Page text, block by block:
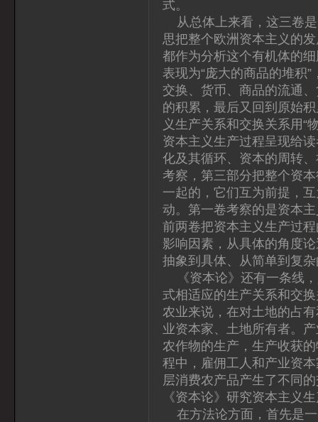
式。
从总体上来看，这三卷是
思把整个欧洲资本主义的
都作为分析这个有机体的
表现为“庞大的商品的堆积
交换、货币、商品的流通
的积累，最后又回到原始
义生产关系和交换关系用“
资本主义生产过程呈现给
化及其循环、资本的周转
考察，第三部分把整个资
一起的，它们互为前提，
动。第一卷考察的是资本
前两卷把资本主义生产过
影响因素，从具体的角度
抽象到具体、从简单到复
《资本论》还有一条线，
式相适应的生产关系和交
农业来说，在对土地的占
业资本家、土地所有者。
农作物的生产，生产收获
程中，雇佣工人和产业资
层消费农产品产生了不同
《资本论》研究资本主义
在方法论方面，首先是一